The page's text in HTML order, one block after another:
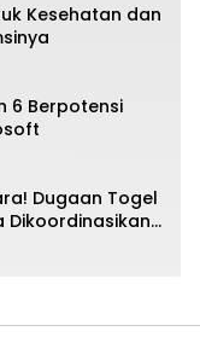
Kesehatan dan
6 Berpotensi
Dugaan Togel
Dikoordinasikan